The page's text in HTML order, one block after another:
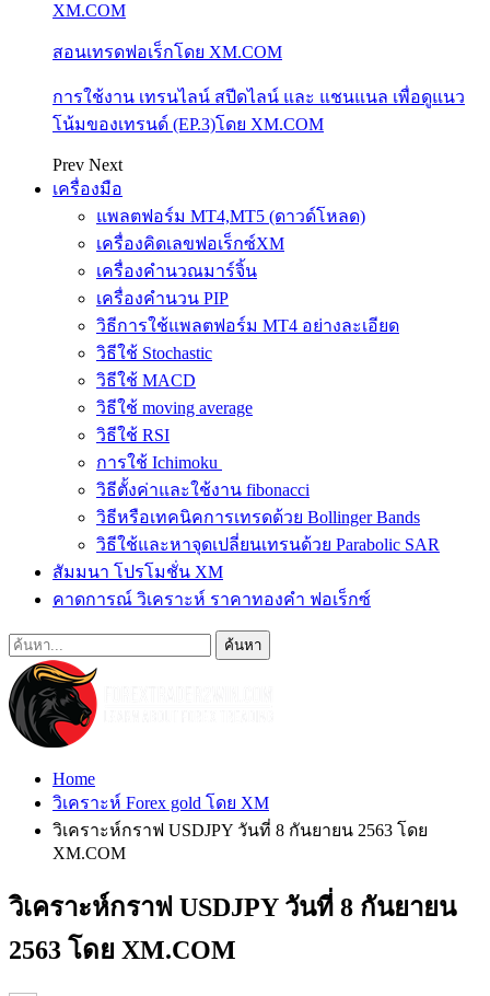
XM.COM
สอนเทรดฟอเร็กโดย XM.COM
การใช้งาน เทรนไลน์ สปีดไลน์ และ แชนแนล เพื่อดูแนว
โน้มของเทรนด์ (EP.3)โดย XM.COM
Prev Next
เครื่องมือ
แพลตฟอร์ม MT4,MT5 (ดาวด์โหลด)
เครื่องคิดเลขฟอเร็กซ์XM
เครื่องคำนวณมาร์จิ้น
เครื่องคำนวน PIP
วิธีการใช้แพลตฟอร์ม MT4 อย่างละเอียด
วิธีใช้ Stochastic
วิธีใช้ MACD
วิธีใช้ moving average
วิธีใช้ RSI
การใช้ Ichimoku
วิธีตั้งค่าและใช้งาน fibonacci
วิธีหรือเทคนิคการเทรดด้วย Bollinger Bands
วิธีใช้และหาจุดเปลี่ยนเทรนด้วย Parabolic SAR
สัมมนา โปรโมชั่น XM
คาดการณ์ วิเคราะห์ ราคาทองคำ ฟอเร็กซ์
Home
วิเคราะห์ Forex gold โดย XM
วิเคราะห์กราฟ USDJPY วันที่ 8 กันยายน 2563 โดย
XM.COM
วิเคราะห์กราฟ USDJPY วันที่ 8 กันยายน
2563 โดย XM.COM